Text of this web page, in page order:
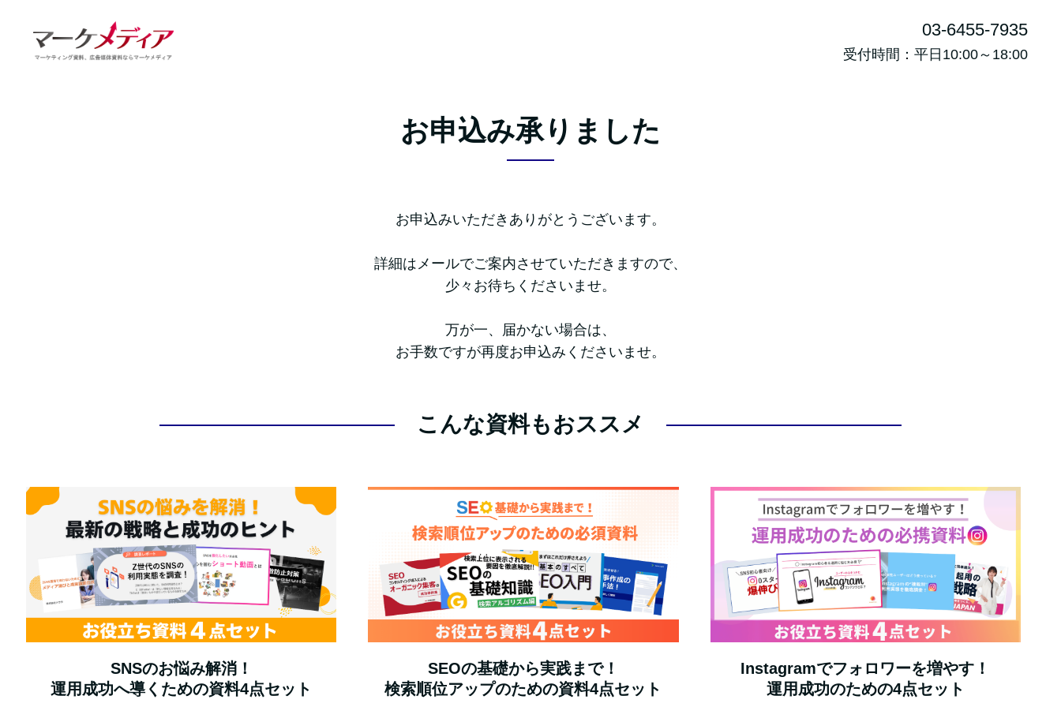
03-6455-7935
受付時間：平日10:00～18:00
お申込み承りました
お申込みいただきありがとうございます。
詳細はメールでご案内させていただきますので、
少々お待ちくださいませ。
万が一、届かない場合は、
お手数ですが再度お申込みくださいませ。
こんな資料もおススメ
SNSのお悩み解消！
運用成功へ導くための資料4点セット
SEOの基礎から実践まで！
検索順位アップのための資料4点セット
Instagramでフォロワーを増やす！
運用成功のための4点セット